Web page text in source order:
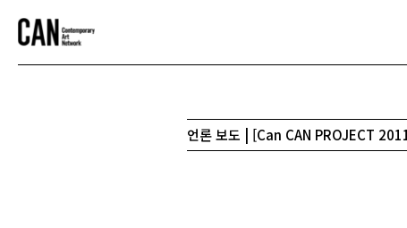
언론 보도 | [Can CAN PROJECT